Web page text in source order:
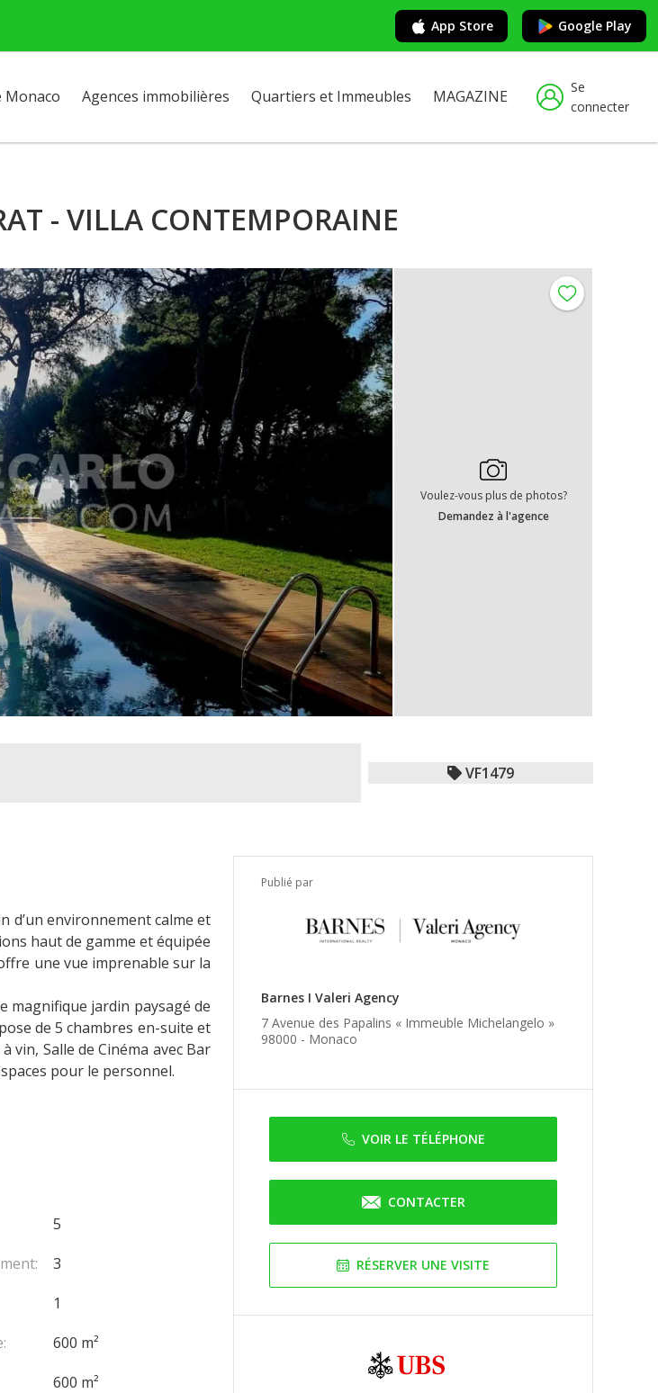
App Store Google Play
Monaco Agences immobilières Quartiers et Immeubles MAGAZINE
Se
connecter
- VILLA CONTEMPORAINE
Voulez-vous plus de photos?
Demandez à l'agence
VF1479
Publié par
Barnes I Valeri Agency
7 Avenue des Papalins « Immeuble Michelangelo »
98000 - Monaco
VOIR LE TÉLÉPHONE
CONTACTER
RÉSERVER UNE VISITE
d’un environnement calme et
haut de gamme et équipée
une vue imprenable sur la
magnifique jardin paysagé de
de 5 chambres en-suite et
vin, Salle de Cinéma avec Bar
pour le personnel.
5
3
1
600 m²
600 m²